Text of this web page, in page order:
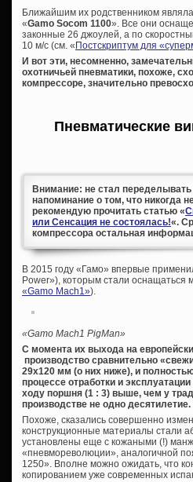
Ближайшим их родственником
«Gamo Socom 1100». Все они
законные 26 джоулей, а по
10 м/с (см. « Постскриптум для
И вот эти, несомненно,
охотничьей пневматики, похоже,
компрессоре, значительно
Пневматические
Внимание: не стал
напоминание о том, что никогда
рекомендую прочитать статью «
или Сенсация не состоялась!«.
компрессора остальная
В 2015 году «Гамо» впервые
Power»), которым стали
«Gamo Maсh1»).
«Gamo Mach1 PigMan»
С момента их выхода на
производство сравнительно
29х120 мм (о них ниже), и
процессе отработки и
ходу поршня (1 : 3) выше, чем у
производстве не одно десятилетие.
Похоже, сказались совершенно
конструкционные материалы стали
установлены еще с кожаными (!)
«пневмореволюции», аналогичной
1250». Вполне можно ожидать, что
копированием уже современных